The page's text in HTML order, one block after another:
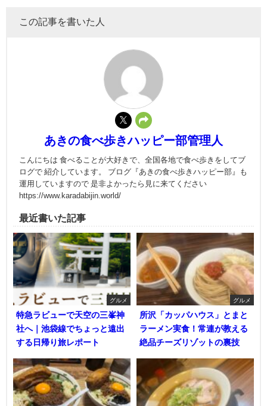
この記事を書いた人
あきの食べ歩きハッピー部管理人
こんにちは 食べることが大好きで、全国各地で食べ歩きをしてブ
ログで 紹介しています。 ブログ『あきの食べ歩きハッピー部』も
運用していますので 是非よかったら見に来てください
https://www.karadabijin.world/
最近書いた記事
グルメ
特急ラビューで天空の三峯神
社へ｜池袋線でちょっと遠出
する日帰り旅レポート
グルメ
所沢「カッパハウス」とまと
ラーメン実食！常連が教える
絶品チーズリゾットの裏技